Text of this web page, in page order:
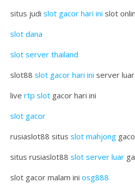
situs judi slot gacor hari ini slot
slot dana
slot server thailand
slot88 slot gacor hari ini server luar
live rtp slot gacor hari ini
slot gacor
rusiaslot88 situs slot mahjong
situs rusiaslot88 slot server luar
slot gacor malam ini osg888